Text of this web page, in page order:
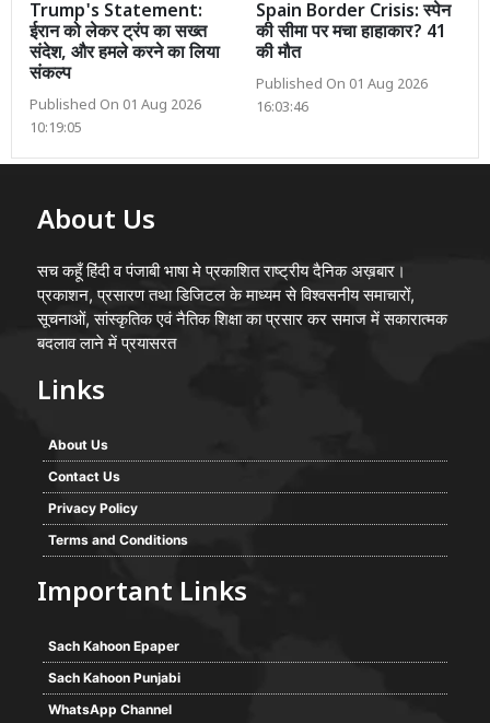
Trump's Statement:
ईरान को लेकर ट्रंप का सख्त
संदेश, और हमले करने का लिया
संकल्प
Published On 01 Aug 2026
10:19:05
Spain Border Crisis: स्पेन
की सीमा पर मचा हाहाकार? 41
की मौत
Published On 01 Aug 2026
16:03:46
About Us
सच कहूँ हिंदी व पंजाबी भाषा मे प्रकाशित राष्ट्रीय दैनिक अख़बार।
प्रकाशन, प्रसारण तथा डिजिटल के माध्यम से विश्वसनीय समाचारों,
सूचनाओं, सांस्कृतिक एवं नैतिक शिक्षा का प्रसार कर समाज में सकारात्मक
बदलाव लाने में प्रयासरत
Links
About Us
Contact Us
Privacy Policy
Terms and Conditions
Important Links
Sach Kahoon Epaper
Sach Kahoon Punjabi
WhatsApp Channel